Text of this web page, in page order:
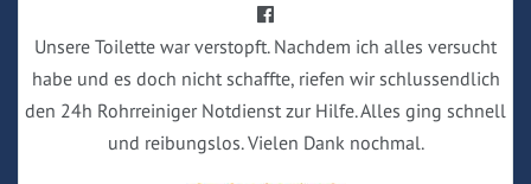
Unsere Toilette war verstopft. Nachdem ich alles versucht
habe und es doch nicht schaffte, riefen wir schlussendlich
den 24h Rohrreiniger Notdienst zur Hilfe. Alles ging schnell
und reibungslos. Vielen Dank nochmal.